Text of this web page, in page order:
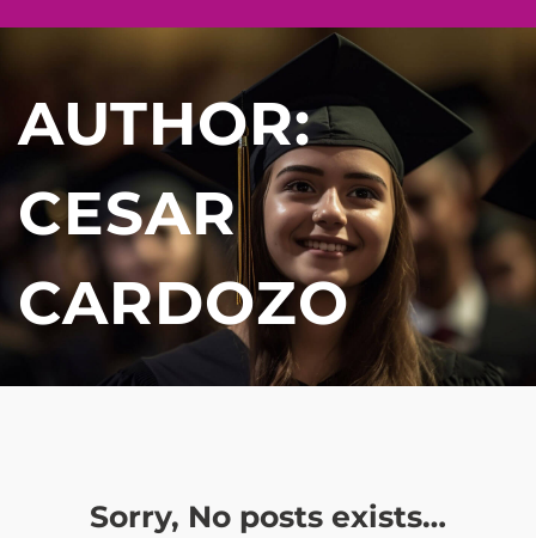
AUTHOR:
CESAR
CARDOZO
Sorry, No posts exists…